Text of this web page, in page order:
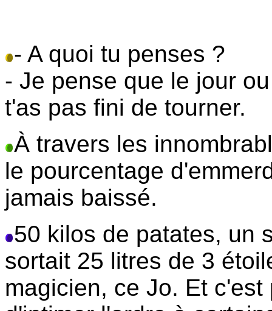
- A quoi tu penses ?
- Je pense que le jour
t'as pas fini de tourner.
À travers les
le pourcentage
jamais baissé.
50 kilos de patates, un
sortait 25 litres de 3
magicien, ce Jo. Et